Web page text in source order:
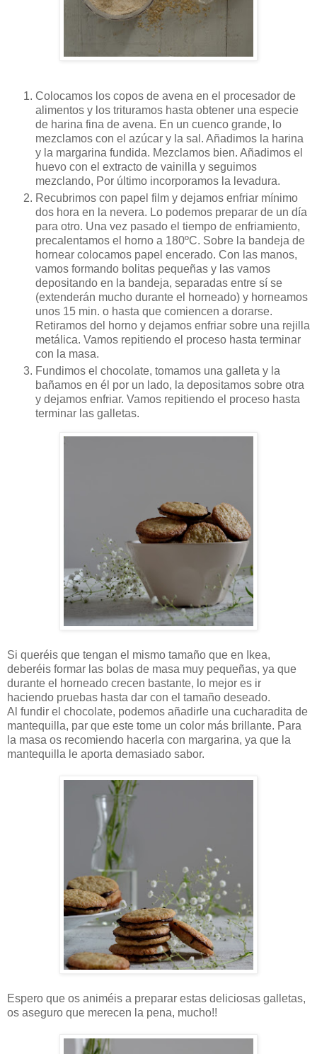
Colocamos los copos de avena en el procesador de
alimentos y los trituramos hasta obtener una especie
de harina fina de avena. En un cuenco grande, lo
mezclamos con el azúcar y la sal. Añadimos la harina
y la margarina fundida. Mezclamos bien. Añadimos el
huevo con el extracto de vainilla y seguimos
mezclando, Por último incorporamos la levadura.
Recubrimos con papel film y dejamos enfriar mínimo
dos hora en la nevera. Lo podemos preparar de un día
para otro. Una vez pasado el tiempo de enfriamiento,
precalentamos el horno a 180ºC. Sobre la bandeja de
hornear colocamos papel encerado. Con las manos,
vamos formando bolitas pequeñas y las vamos
depositando en la bandeja, separadas entre sí se
(extenderán mucho durante el horneado) y horneamos
unos 15 min. o hasta que comiencen a dorarse.
Retiramos del horno y dejamos enfriar sobre una rejilla
metálica. Vamos repitiendo el proceso hasta terminar
con la masa.
Fundimos el chocolate, tomamos una galleta y la
bañamos en él por un lado, la depositamos sobre otra
y dejamos enfriar. Vamos repitiendo el proceso hasta
terminar las galletas.
Si queréis que tengan el mismo tamaño que en Ikea,
deberéis formar las bolas de masa muy pequeñas, ya que
durante el horneado crecen bastante, lo mejor es ir
haciendo pruebas hasta dar con el tamaño deseado.
Al fundir el chocolate, podemos añadirle una cucharadita de
mantequilla, par que este tome un color más brillante. Para
la masa os recomiendo hacerla con margarina, ya que la
mantequilla le aporta demasiado sabor.
Espero que os animéis a preparar estas deliciosas galletas,
os aseguro que merecen la pena, mucho!!